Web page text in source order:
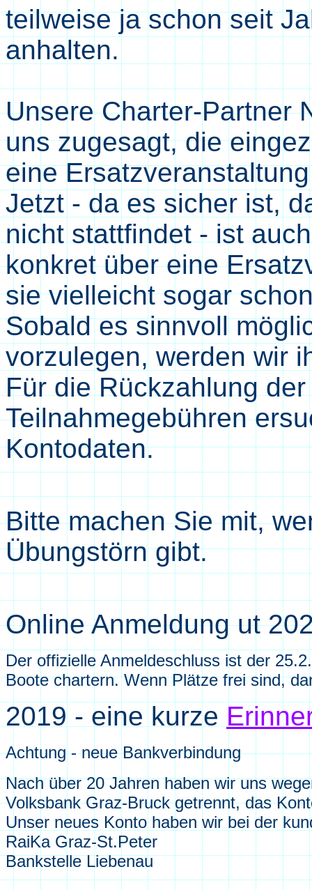
teilweise ja schon seit
anhalten.
Unsere Charter-Partner
uns zugesagt, die
eine
Jetzt - da es sicher ist,
nicht stattfindet - ist
konkret über eine
sie vielleicht sogar
Sobald es sinnvoll
vorzulegen, werden wir
Für die Rückzahlung
Teilnahmegebühren
Kontodaten.
Bitte machen Sie mit,
Übungstörn gibt.
Online Anmeldung ut 20
Der offizielle Anmeldeschluss ist der
Boote chartern. Wenn Plätze frei sind,
2019 - eine kurze
Achtung - neue Bankverbindung
Nach über 20 Jahren haben wir uns
Volksbank Graz-Bruck getrennt, das
Unser neues Konto haben wir bei der
RaiKa Graz-St.Peter
Bankstelle Liebenau